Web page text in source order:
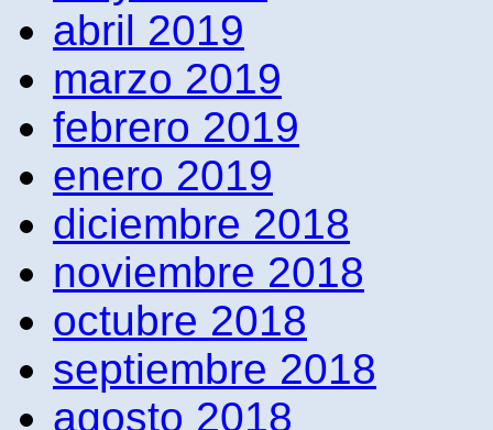
abril 2019
marzo 2019
febrero 2019
enero 2019
diciembre 2018
noviembre 2018
octubre 2018
septiembre 2018
agosto 2018